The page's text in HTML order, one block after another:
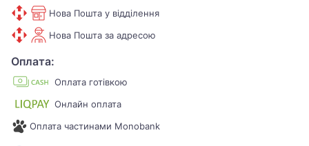
Нова Пошта у відділення
Нова Пошта за адресою
Оплата:
Оплата готівкою
Онлайн оплата
Оплата частинами Monobank